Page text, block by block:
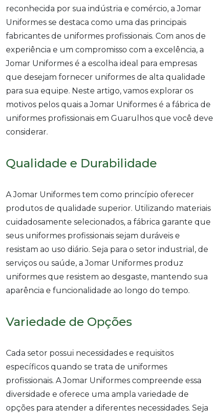
reconhecida por sua indústria e comércio, a Jomar
Uniformes se destaca como uma das principais
fabricantes de uniformes profissionais. Com anos de
experiência e um compromisso com a excelência, a
Jomar Uniformes é a escolha ideal para empresas
que desejam fornecer uniformes de alta qualidade
para sua equipe. Neste artigo, vamos explorar os
motivos pelos quais a Jomar Uniformes é a fábrica de
uniformes profissionais em Guarulhos que você deve
considerar.
Qualidade e Durabilidade
A Jomar Uniformes tem como princípio oferecer
produtos de qualidade superior. Utilizando materiais
cuidadosamente selecionados, a fábrica garante que
seus uniformes profissionais sejam duráveis e
resistam ao uso diário. Seja para o setor industrial, de
serviços ou saúde, a Jomar Uniformes produz
uniformes que resistem ao desgaste, mantendo sua
aparência e funcionalidade ao longo do tempo.
Variedade de Opções
Cada setor possui necessidades e requisitos
específicos quando se trata de uniformes
profissionais. A Jomar Uniformes compreende essa
diversidade e oferece uma ampla variedade de
opções para atender a diferentes necessidades. Seja